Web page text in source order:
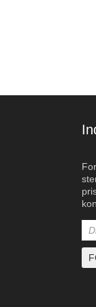
introduceret
beslag er